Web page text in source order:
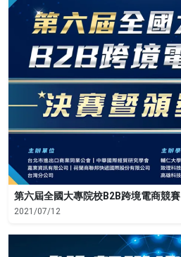
第六屆全國大專院校B2B跨境電商競賽
2021/07/12